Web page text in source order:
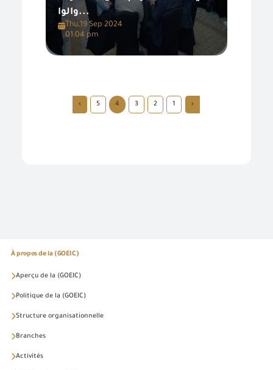
والوا...
Thu,19 Sep 2024
01:04 pm
‹
1
2
3
4
5
›
À propos de la (GOEIC)
Aperçu de la (GOEIC)
Politique de la (GOEIC)
Structure organisationnelle
Branches
Activités